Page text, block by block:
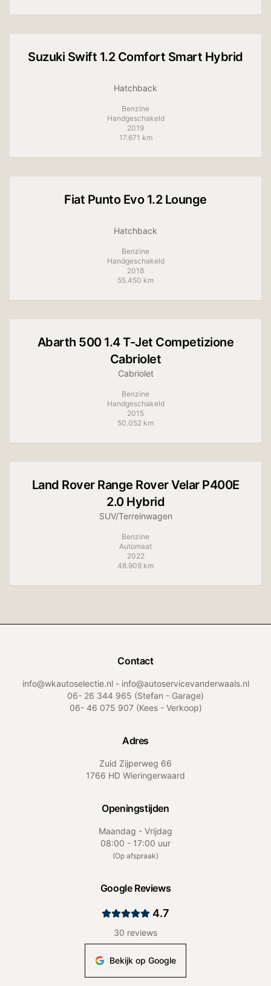
Suzuki Swift 1.2 Comfort Smart Hybrid
Hatchback
Benzine
Handgeschakeld
2019
17.671 km
Fiat Punto Evo 1.2 Lounge
Hatchback
Benzine
Handgeschakeld
2018
55.450 km
Abarth 500 1.4 T-Jet Competizione
Cabriolet
Cabriolet
Benzine
Handgeschakeld
2015
50.052 km
Land Rover Range Rover Velar P400E
2.0 Hybrid
SUV/Terreinwagen
Benzine
Automaat
2022
48.909 km
Contact
info@wkautoselectie.nl - info@autoservicevanderwaals.nl
06- 26 344 965 (Stefan - Garage)
06- 46 075 907(Kees - Verkoop)
Adres
Zuid Zijperweg 66
1766 HD Wieringerwaard
Openingstijden
Maandag - Vrijdag
08:00 - 17:00 uur
(Op afspraak)
Google Reviews
4.7
30 reviews
Bekijk op Google